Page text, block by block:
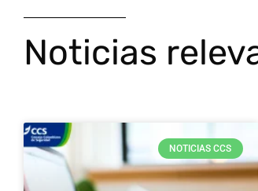
Noticias
NOTICIAS CCS